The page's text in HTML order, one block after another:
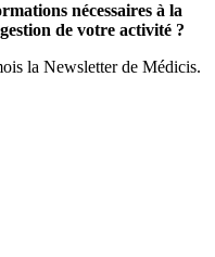
nécessaires à la
de votre activité ?
la Newsletter de Médicis.